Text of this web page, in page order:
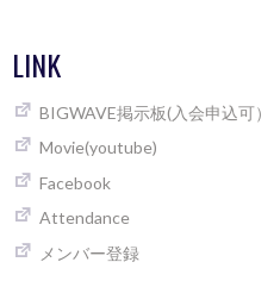
LINK
BIGWAVE掲示板(入会申込可）
Movie(youtube)
Facebook
Attendance
メンバー登録